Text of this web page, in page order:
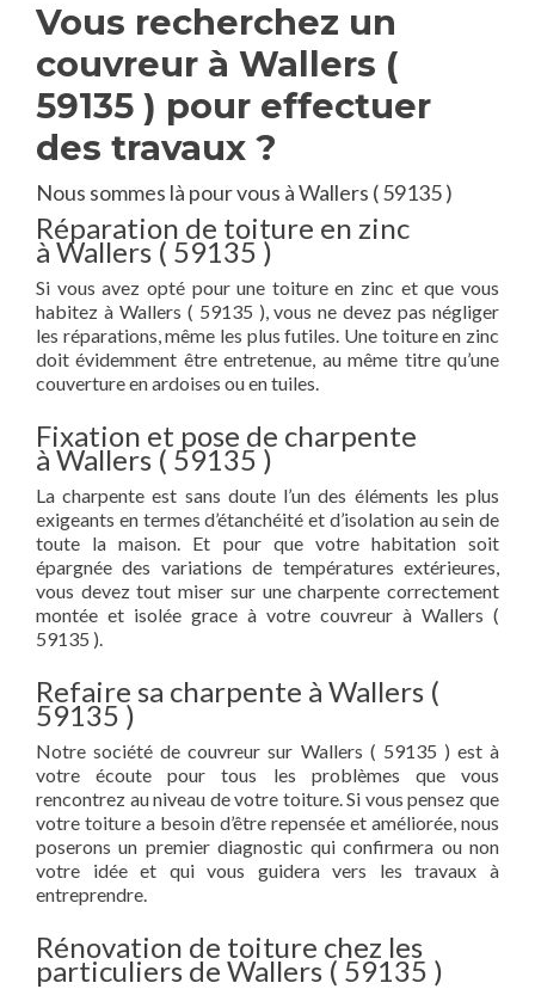
Vous recherchez un
couvreur à Wallers (
59135 ) pour effectuer
des travaux ?
Nous sommes là pour vous à Wallers ( 59135 )
Réparation de toiture en zinc
à Wallers ( 59135 )
Si vous avez opté pour une toiture en zinc et que vous
habitez à Wallers ( 59135 ), vous ne devez pas négliger
les réparations, même les plus futiles. Une toiture en zinc
doit évidemment être entretenue, au même titre qu’une
couverture en ardoises ou en tuiles.
Fixation et pose de charpente
à Wallers ( 59135 )
La charpente est sans doute l’un des éléments les plus
exigeants en termes d’étanchéité et d’isolation au sein de
toute la maison. Et pour que votre habitation soit
épargnée des variations de températures extérieures,
vous devez tout miser sur une charpente correctement
montée et isolée grace à votre couvreur à Wallers (
59135 ).
Refaire sa charpente à Wallers (
59135 )
Notre société de couvreur sur Wallers ( 59135 ) est à
votre écoute pour tous les problèmes que vous
rencontrez au niveau de votre toiture. Si vous pensez que
votre toiture a besoin d’être repensée et améliorée, nous
poserons un premier diagnostic qui confirmera ou non
votre idée et qui vous guidera vers les travaux à
entreprendre.
Rénovation de toiture chez les
particuliers de Wallers ( 59135 )